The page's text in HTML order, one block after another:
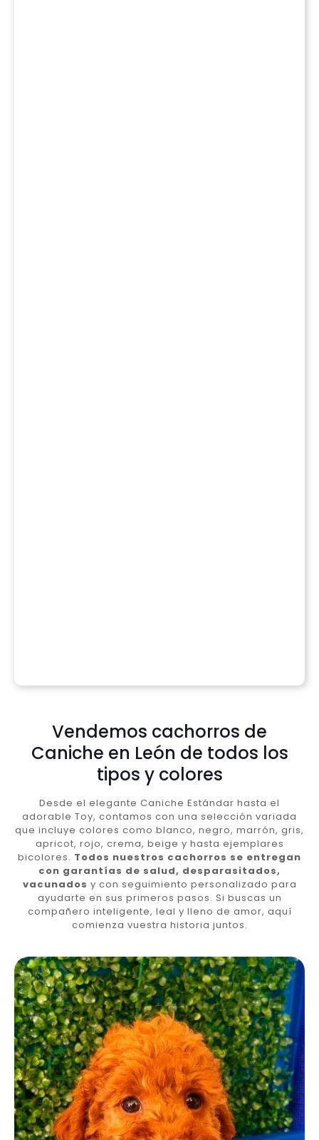
Vendemos cachorros de
Caniche en León de todos los
tipos y colores
Desde el elegante Caniche Estándar hasta el
adorable Toy, contamos con una selección variada
que incluye colores como blanco, negro, marrón, gris,
apricot, rojo, crema, beige y hasta ejemplares
bicolores. Todos nuestros cachorros se entregan
con garantías de salud, desparasitados,
vacunados y con seguimiento personalizado para
ayudarte en sus primeros pasos. Si buscas un
compañero inteligente, leal y lleno de amor, aquí
comienza vuestra historia juntos.